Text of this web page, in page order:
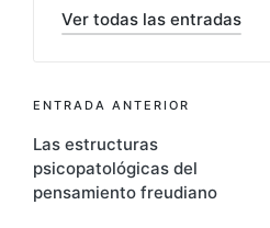
Ver todas las entradas
Navegación
de
entradas
ENTRADA ANTERIOR
Las estructuras
psicopatológicas del
pensamiento freudiano